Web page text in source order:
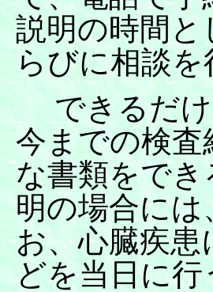
説明の時間と
らびに相談
できるだけ
今までの検
な書類をで
明の場合に
お、心臓疾患
どを当日に